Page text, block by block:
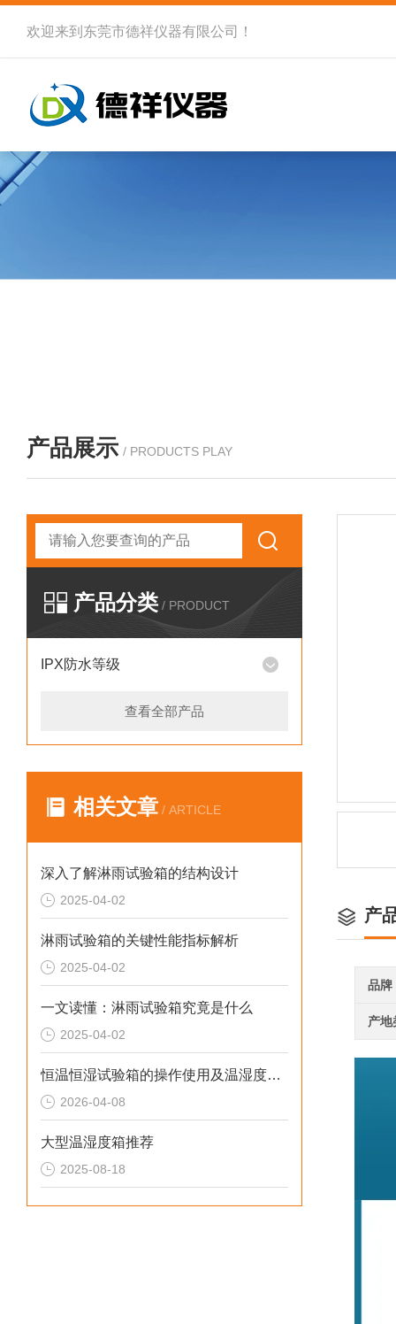
欢迎来到 东莞市德祥仪器有限公司 ！
产品展示 / PRODUCTS PLAY
产品分类 / PRODUCT
IPX防水等级
查看全部产品
相关文章 / ARTICLE
深入了解淋雨试验箱的结构设计
2025-04-02
淋雨试验箱的关键性能指标解析
2025-04-02
一文读懂：淋雨试验箱究竟是什么
2025-04-02
恒温恒湿试验箱的操作使用及温湿度程序编辑与定值运行设置步骤
2026-04-08
大型温湿度箱推荐
2025-08-18
产
品牌
产地